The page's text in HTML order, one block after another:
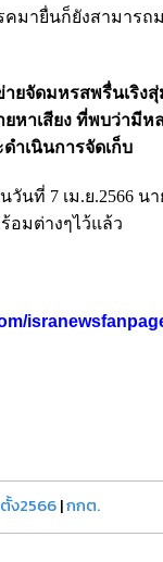
มายื่นก็ยังสามารถ
ยจัดมหรสพ​รื่นเริง
หาเสียง​ ที่พบว่ามีห
ำเนินการจัดเก็บ
นที่​ 7 เม.ย.2566 น
อมต่างๆไว้แล้ว
ง2566|กกต.